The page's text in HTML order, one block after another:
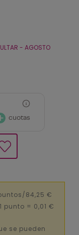
- AGOSTO
cuotas
84,25 €
punto = 0,01 €
se pueden